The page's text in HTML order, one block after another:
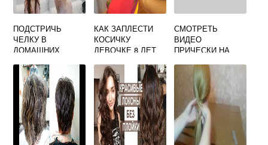
ПОДСТРИЧЬ
ЧЕЛКУ В
ДОМАШНИХ
КАК ЗАПЛЕСТИ
КОСИЧКУ
ДЕВОЧКЕ 8 ЛЕТ
СМОТРЕТЬ
ВИДЕО
ПРИЧЕСКИ НА
ВОЛОСЫ